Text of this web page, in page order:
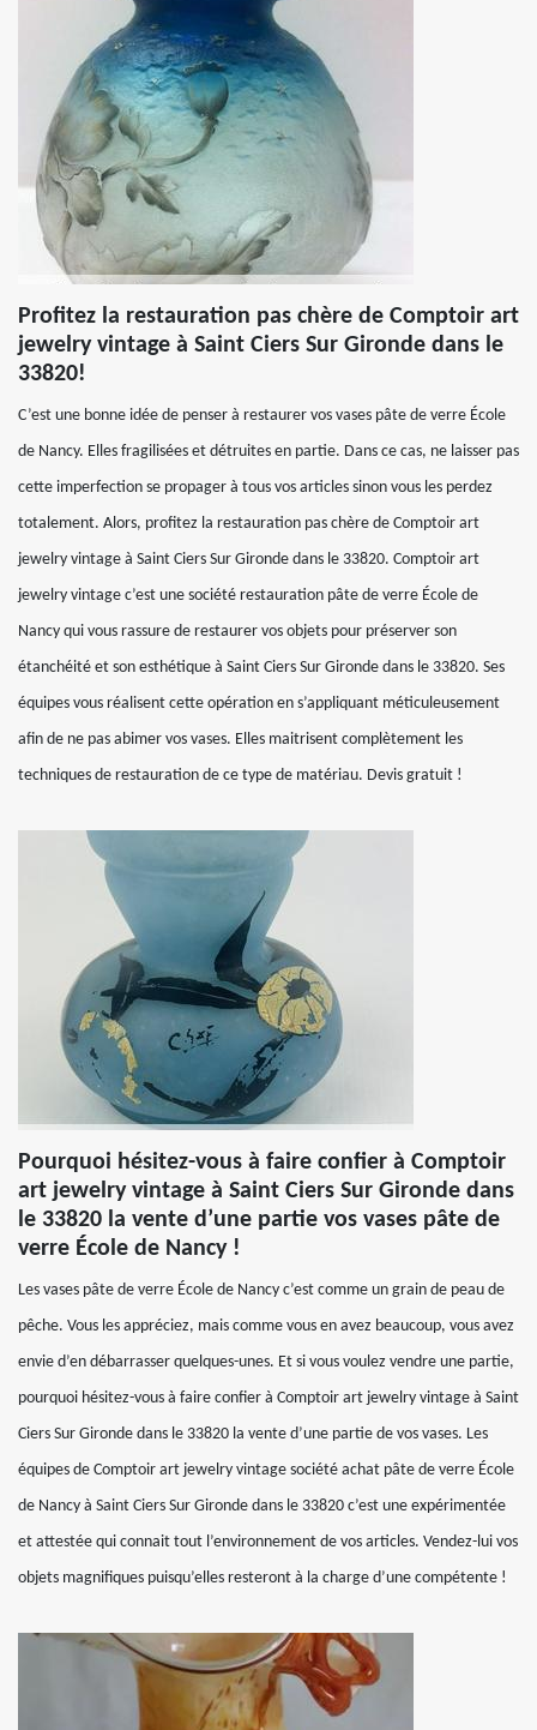
Profitez la restauration pas chère de Comptoir art
jewelry vintage à Saint Ciers Sur Gironde dans le
33820!
C’est une bonne idée de penser à restaurer vos vases pâte de verre École
de Nancy. Elles fragilisées et détruites en partie. Dans ce cas, ne laisser pas
cette imperfection se propager à tous vos articles sinon vous les perdez
totalement. Alors, profitez la restauration pas chère de Comptoir art
jewelry vintage à Saint Ciers Sur Gironde dans le 33820. Comptoir art
jewelry vintage c’est une société restauration pâte de verre École de
Nancy qui vous rassure de restaurer vos objets pour préserver son
étanchéité et son esthétique à Saint Ciers Sur Gironde dans le 33820. Ses
équipes vous réalisent cette opération en s’appliquant méticuleusement
afin de ne pas abimer vos vases. Elles maitrisent complètement les
techniques de restauration de ce type de matériau. Devis gratuit !
Pourquoi hésitez-vous à faire confier à Comptoir
art jewelry vintage à Saint Ciers Sur Gironde dans
le 33820 la vente d’une partie vos vases pâte de
verre École de Nancy !
Les vases pâte de verre École de Nancy c’est comme un grain de peau de
pêche. Vous les appréciez, mais comme vous en avez beaucoup, vous avez
envie d’en débarrasser quelques-unes. Et si vous voulez vendre une partie,
pourquoi hésitez-vous à faire confier à Comptoir art jewelry vintage à Saint
Ciers Sur Gironde dans le 33820 la vente d’une partie de vos vases. Les
équipes de Comptoir art jewelry vintage société achat pâte de verre École
de Nancy à Saint Ciers Sur Gironde dans le 33820 c’est une expérimentée
et attestée qui connait tout l’environnement de vos articles. Vendez-lui vos
objets magnifiques puisqu’elles resteront à la charge d’une compétente !